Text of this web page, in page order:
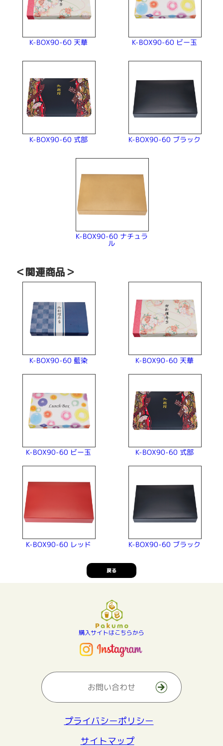
K-BOX90-60 天華 K-BOX90-60 ビー玉
K-BOX90-60 式部 K-BOX90-60 ブラック
K-BOX90-60 ナチュラ
ル
＜関連商品＞
K-BOX90-60 藍染 K-BOX90-60 天華
K-BOX90-60 ビー玉 K-BOX90-60 式部
K-BOX90-60 レッド K-BOX90-60 ブラック
戻る
購入サイトはこちらから
お問い合わせ
プライバシーポリシー
サイトマップ